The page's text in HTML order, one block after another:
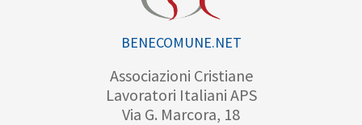
BENECOMUNE.NET
Associazioni Cristiane
Lavoratori Italiani APS
Via G. Marcora, 18